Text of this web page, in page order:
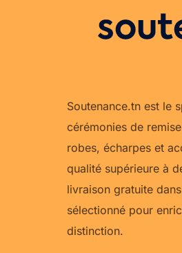
Soutenance.tn est le
cérémonies de
robes, écharpes et
qualité supérieure à
livraison gratuite
sélectionné pour
distinction.